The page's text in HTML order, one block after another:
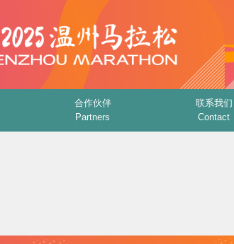
合作伙伴
Partners
联系我们
Contact